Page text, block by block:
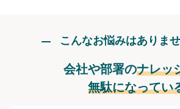
こんなお悩みはありま
会社や部署のナレッ
無駄になってい